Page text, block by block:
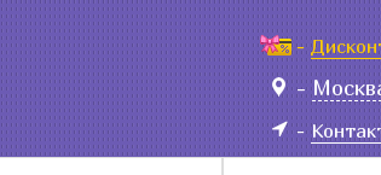
-
-
-